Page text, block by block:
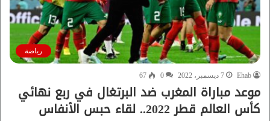
رياضة
Ehab 7 ديسمبر، 2022 0
67
موعد مباراة المغرب ضد البرتغال في ربع نهائي
كأس العالم قطر 2022.. لقاء حبس الأنفاس